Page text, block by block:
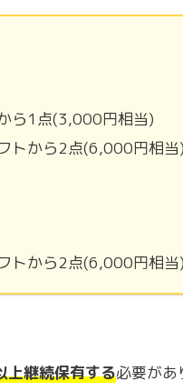
ら1点(3,000円相当)
トから2点(6,000円相当)
トから2点(6,000円相当)
継続保有する必要があ